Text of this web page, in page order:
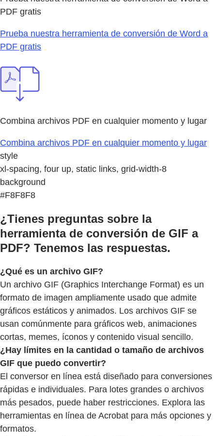
PDF gratis
Prueba nuestra herramienta de conversión de Word a
PDF gratis
Combina archivos PDF en cualquier momento y lugar
Combina archivos PDF en cualquier momento y lugar
style
xl-spacing, four up, static links, grid-width-8
background
#F8F8F8
¿Tienes preguntas sobre la
herramienta de conversión de GIF a
PDF? Tenemos las respuestas.
¿Qué es un archivo GIF?
Un archivo GIF (Graphics Interchange Format) es un
formato de imagen ampliamente usado que admite
gráficos estáticos y animados. Los archivos GIF se
usan comúnmente para gráficos web, animaciones
cortas, memes, íconos y contenido visual sencillo.
¿Hay límites en la cantidad o tamaño de archivos
GIF que puedo convertir?
El conversor en línea está diseñado para conversiones
rápidas e individuales. Para lotes grandes o archivos
más pesados, puede haber restricciones. Explora las
herramientas en línea de Acrobat para más opciones y
formatos.